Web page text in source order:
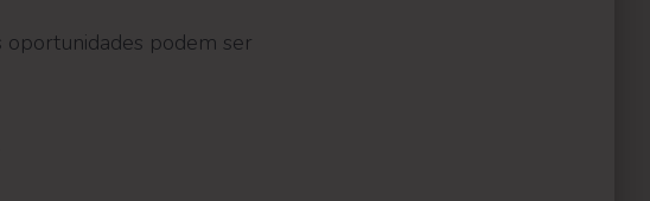
oportunidades podem ser